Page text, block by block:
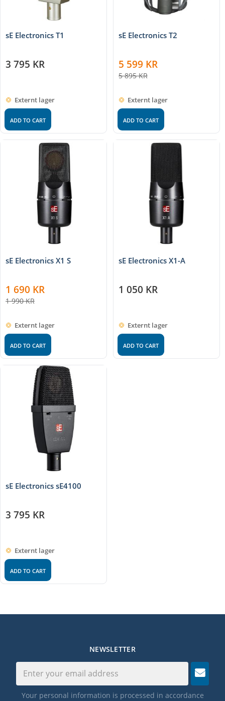
sE Electronics T1
3 795 KR
Externt lager
ADD TO CART
sE Electronics T2
5 599 KR
5 895KR
Externt lager
ADD TO CART
sE Electronics X1 S
1 690 KR
1 990KR
Externt lager
ADD TO CART
sE Electronics X1-A
1 050 KR
Externt lager
ADD TO CART
sE Electronics sE4100
3 795 KR
Externt lager
ADD TO CART
NEWSLETTER
Your personal information is processed in accordance